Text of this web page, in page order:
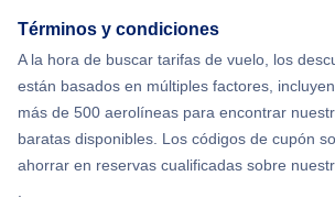
Flights from Nueva York to Hong Kong
Flights from Nueva York to Seúl
Términos y condiciones
A la hora de buscar tarifas de vuelo, los
están basados en múltiples factores,
más de 500 aerolíneas para encontrar
baratas disponibles. Los códigos de cupón
ahorrar en reservas cualificadas sobre
.